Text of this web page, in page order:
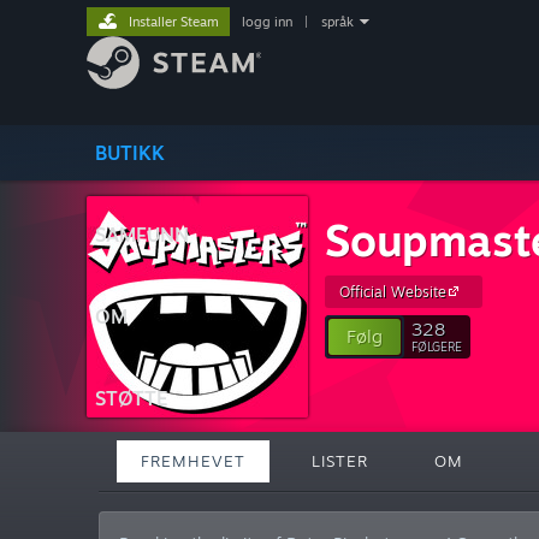
BUTIKK
SAMFUNN
OM
STØTTE
Installer Steam logg inn språk
Official Website
Følg 328
FØLGERE
FREMHEVET LISTER OM